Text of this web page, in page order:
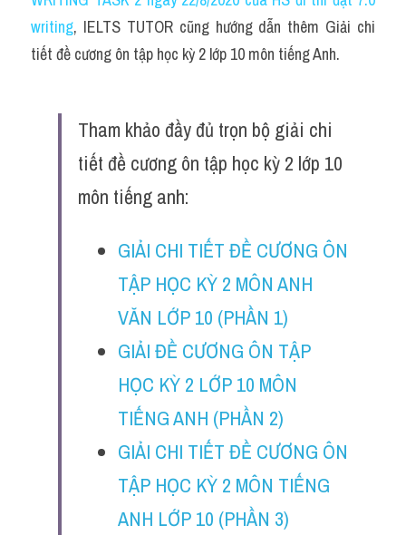
Grammar
Collocation
Part 2
Noun
Cấu trúc câu
Giải đề THPT
Report đề thi thật IELTS GENERAL
Đề thi thật Task 1
Cách dùng từ
Từ vựng theo tiền tố
writing, IELTS TUTOR cũng hướng dẫn thêm Giải chi
tiết đề cương ôn tập học kỳ 2 lớp 10 môn tiếng Anh.
Tham khảo đầy đủ trọn bộ giải chi
tiết đề cương ôn tập học kỳ 2 lớp 10
môn tiếng anh:
GIẢI CHI TIẾT ĐỀ CƯƠNG ÔN
TẬP HỌC KỲ 2 MÔN ANH
VĂN LỚP 10 (PHẦN 1)
GIẢI ĐỀ CƯƠNG ÔN TẬP
HỌC KỲ 2 LỚP 10 MÔN
TIẾNG ANH (PHẦN 2)
GIẢI CHI TIẾT ĐỀ CƯƠNG ÔN
TẬP HỌC KỲ 2 MÔN TIẾNG
ANH LỚP 10 (PHẦN 3)